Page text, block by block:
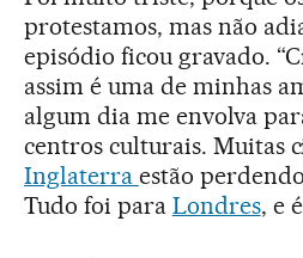
protestamos, mas não
episódio ficou gravado.
assim é uma de minhas
algum dia me envolva
centros culturais. Muitas
Inglaterra estão
Tudo foi para Londres, e